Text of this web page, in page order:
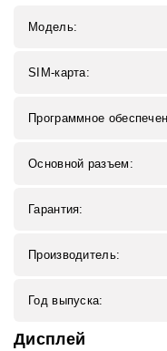
Модель:
SIM-карта:
Программное
Основной разъем:
Гарантия:
Производитель:
Год выпуска:
Дисплей